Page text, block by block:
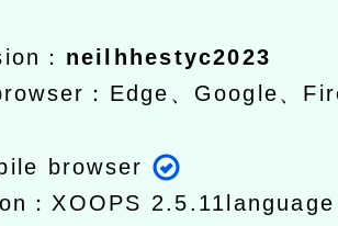
： neilhhestyc2023
：Edge、Google、
browser
： XOOPS 2.5.11